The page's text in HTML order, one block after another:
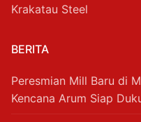
Krakatau Steel
BERITA
Peresmian Mill Baru di
Kencana Arum Siap